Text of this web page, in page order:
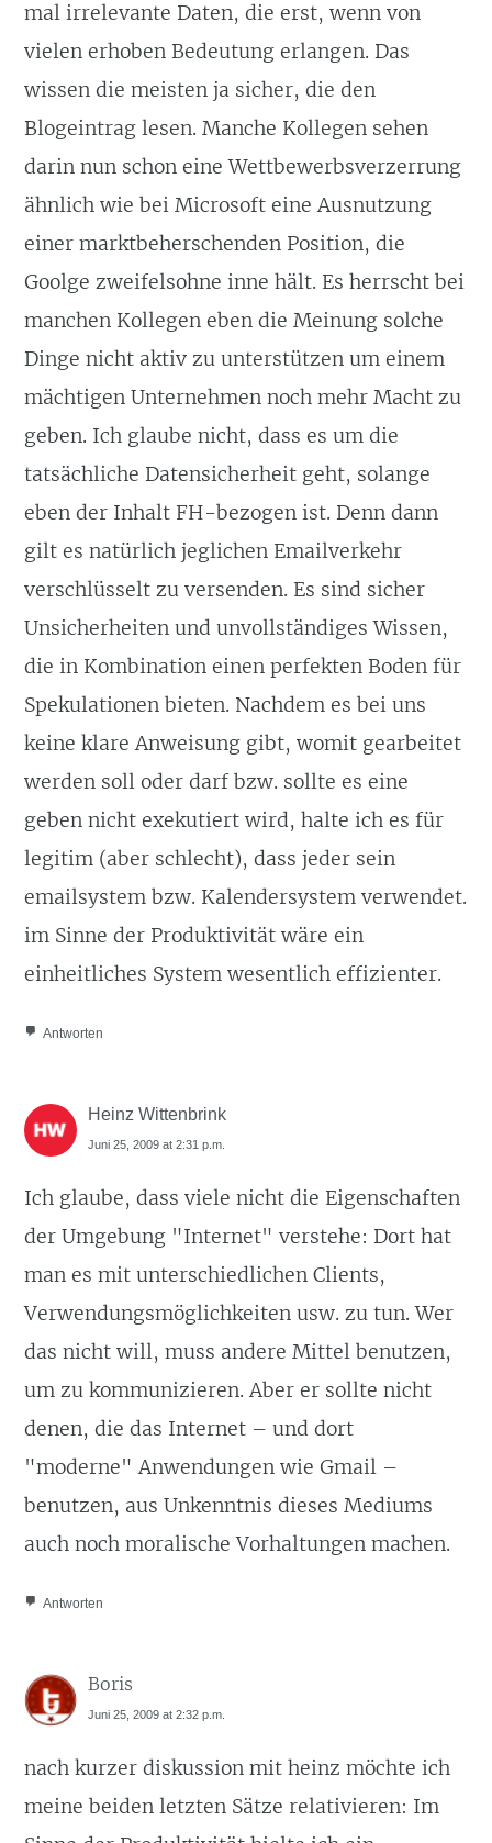
mal irrelevante Daten, die erst, wenn von
vielen erhoben Bedeutung erlangen. Das
wissen die meisten ja sicher, die den
Blogeintrag lesen. Manche Kollegen sehen
darin nun schon eine Wettbewerbsverzerrung
ähnlich wie bei Microsoft eine Ausnutzung
einer marktbeherschenden Position, die
Goolge zweifelsohne inne hält. Es herrscht bei
manchen Kollegen eben die Meinung solche
Dinge nicht aktiv zu unterstützen um einem
mächtigen Unternehmen noch mehr Macht zu
geben. Ich glaube nicht, dass es um die
tatsächliche Datensicherheit geht, solange
eben der Inhalt FH-bezogen ist. Denn dann
gilt es natürlich jeglichen Emailverkehr
verschlüsselt zu versenden. Es sind sicher
Unsicherheiten und unvollständiges Wissen,
die in Kombination einen perfekten Boden für
Spekulationen bieten. Nachdem es bei uns
keine klare Anweisung gibt, womit gearbeitet
werden soll oder darf bzw. sollte es eine
geben nicht exekutiert wird, halte ich es für
legitim (aber schlecht), dass jeder sein
emailsystem bzw. Kalendersystem verwendet.
im Sinne der Produktivität wäre ein
einheitliches System wesentlich effizienter.
Antworten
Heinz Wittenbrink
Juni 25, 2009 at 2:31 p.m.
Ich glaube, dass viele nicht die Eigenschaften
der Umgebung "Internet" verstehe: Dort hat
man es mit unterschiedlichen Clients,
Verwendungsmöglichkeiten usw. zu tun. Wer
das nicht will, muss andere Mittel benutzen,
um zu kommunizieren. Aber er sollte nicht
denen, die das Internet – und dort
"moderne" Anwendungen wie Gmail –
benutzen, aus Unkenntnis dieses Mediums
auch noch moralische Vorhaltungen machen.
Antworten
Boris
Juni 25, 2009 at 2:32 p.m.
nach kurzer diskussion mit heinz möchte ich
meine beiden letzten Sätze relativieren: Im